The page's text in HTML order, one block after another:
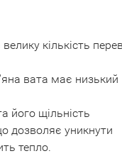
кількість
вата має низький
його щільність
дозволяє уникнути
тепло.